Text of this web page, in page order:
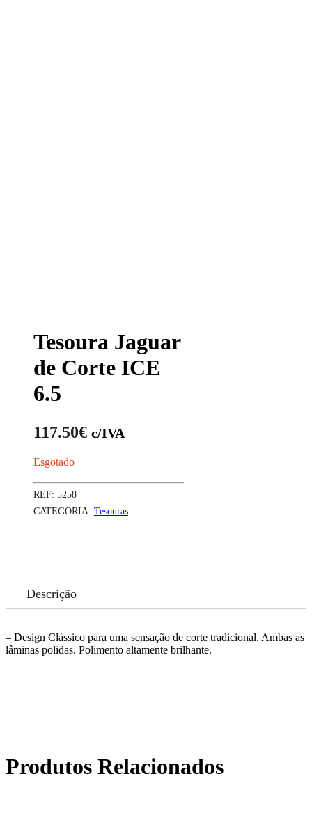
Tesoura Jaguar
de Corte ICE
6.5
117.50€ c/IVA
Esgotado
REF: 5258
CATEGORIA: Tesouras
Descrição
– Design Clássico para uma sensação de corte tradicional. Ambas as
lâminas polidas. Polimento altamente brilhante.
Produtos Relacionados